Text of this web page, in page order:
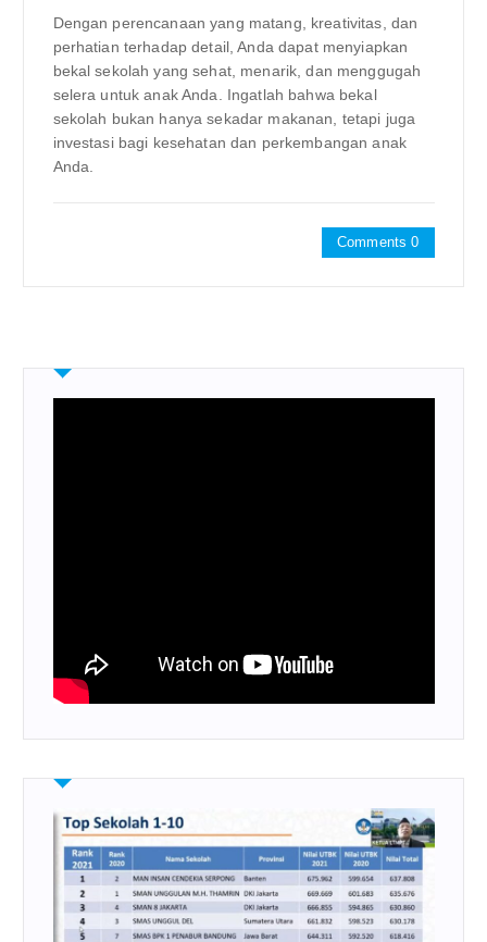
Dengan perencanaan yang matang, kreativitas, dan
perhatian terhadap detail, Anda dapat menyiapkan
bekal sekolah yang sehat, menarik, dan menggugah
selera untuk anak Anda. Ingatlah bahwa bekal
sekolah bukan hanya sekadar makanan, tetapi juga
investasi bagi kesehatan dan perkembangan anak
Anda.
Comments 0